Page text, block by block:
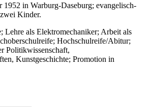
1952 in Warburg-Daseburg; evangelisch-
Kinder.
Lehre als Elektromechaniker; Arbeit als
Hochschulreife/Abitur;
Politikwissenschaft,
Kunstgeschichte; Promotion in